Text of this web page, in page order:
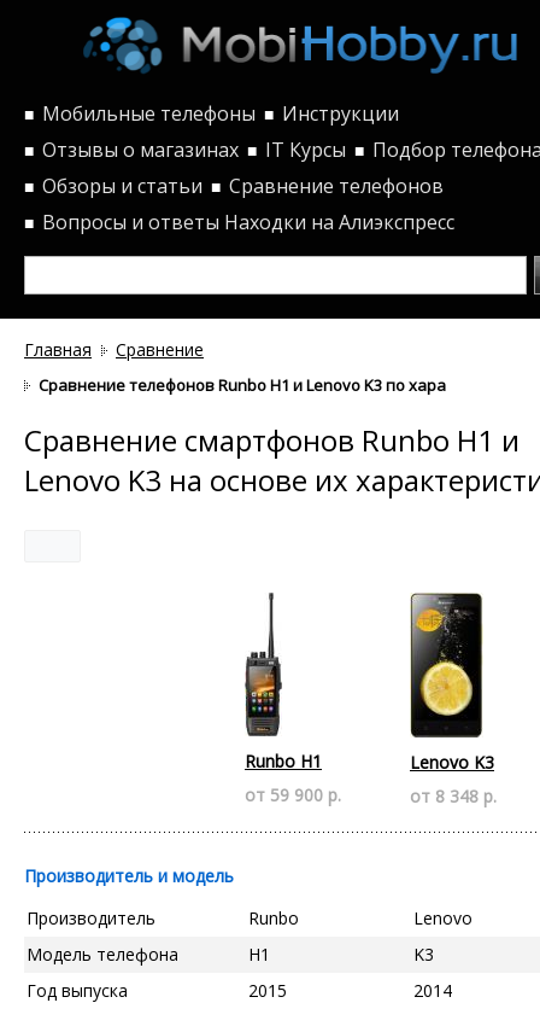
■ Мобильные телефоны ■ Инструкции
■ Отзывы о магазинах ■ IT Курсы ■ Подбор
■ Обзоры и статьи ■ Сравнение телефонов
■ Вопросы и ответы Находки на Алиэкспресс
Главная Сравнение
Сравнение телефонов Runbo H1 и Lenovo K3 по
Сравнение смартфонов Runbo H1 и
Lenovo K3 на основе их
Runbo H1
от 59 900 р.
Lenovo K3
от 8 348 р.
Производитель и модель
Производитель
Runbo
Lenovo
Модель телефона
H1
K3
Год выпуска
2015 2014